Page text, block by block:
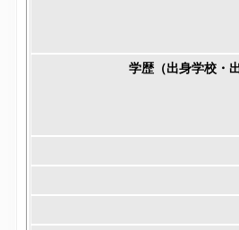
学歴（出身学校・